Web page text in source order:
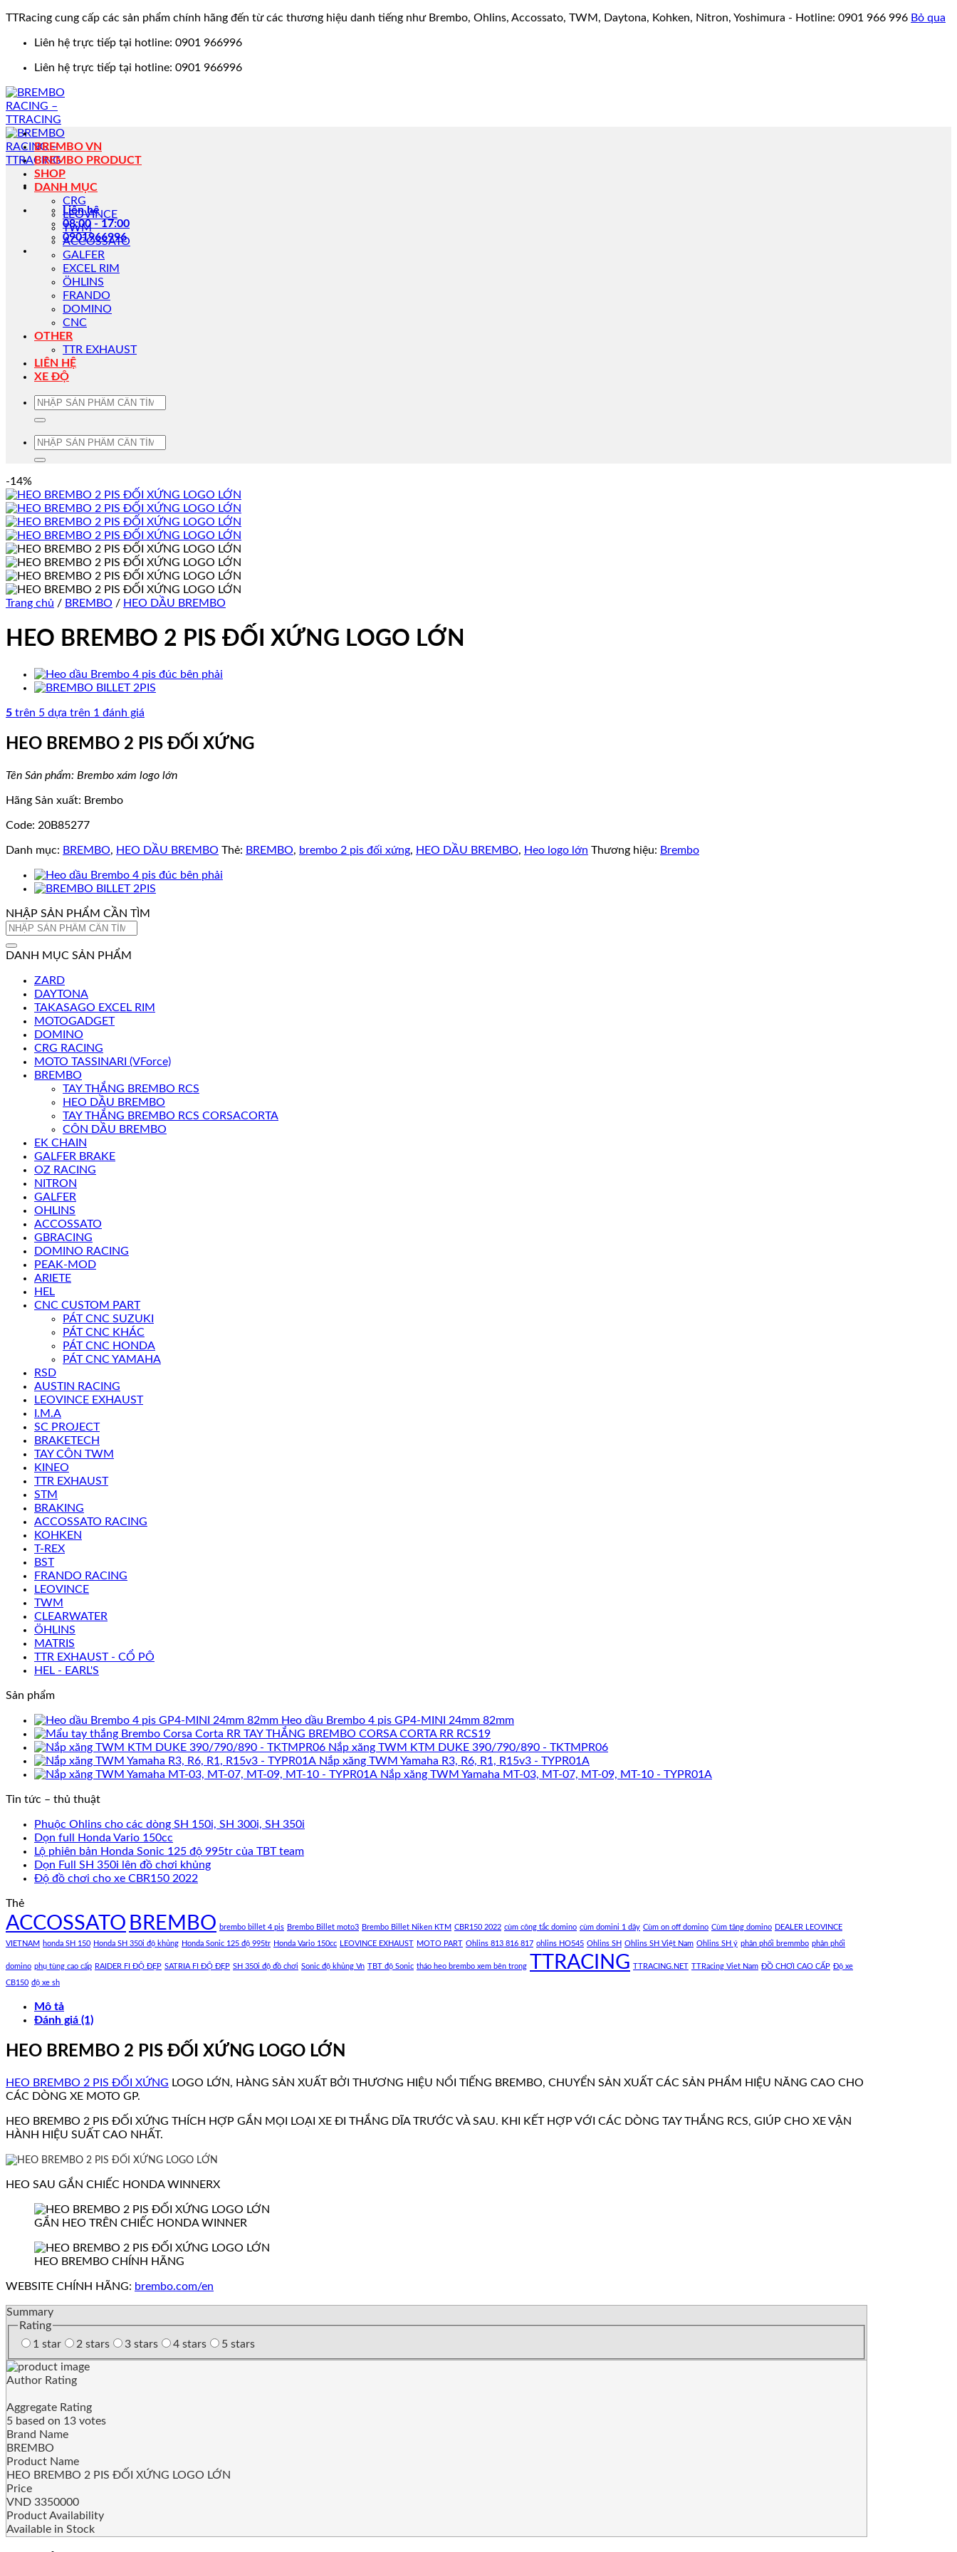
TTRacing cung cấp các sản phẩm chính hãng đến từ các thương hiệu danh tiếng như Brembo, Ohlins, Accossato, TWM, Daytona, Kohken, Nitron, Yoshimura - Hotline: 0901 966 996 Bỏ qua
Liên hệ trực tiếp tại hotline: 0901 966996
Liên hệ trực tiếp tại hotline: 0901 966996
Liên hệ
08:00 - 17:00
0901966996
BREMBO VN
BREMBO PRODUCT
SHOP
DANH MỤC
CRG
LEOVINCE
TWM
ACCOSSATO
GALFER
EXCEL RIM
ÖHLINS
FRANDO
DOMINO
CNC
OTHER
TTR EXHAUST
LIÊN HỆ
XE ĐỘ
Tìm
Tìm
-14%
Trang chủ / BREMBO / HEO DẦU BREMBO
HEO BREMBO 2 PIS ĐỐI XỨNG LOGO LỚN
5 trên 5 dựa trên 1 đánh giá
HEO BREMBO 2 PIS ĐỐI XỨNG
Tên Sản phẩm: Brembo xám logo lớn
Hãng Sản xuất: Brembo
Code: 20B85277
Danh mục: BREMBO, HEO DẦU BREMBO Thẻ: BREMBO, brembo 2 pis đối xứng, HEO DẦU BREMBO, Heo logo lớn Thương hiệu: Brembo
NHẬP SẢN PHẨM CẦN TÌM
Tìm
DANH MỤC SẢN PHẨM
ZARD
DAYTONA
TAKASAGO EXCEL RIM
MOTOGADGET
DOMINO
CRG RACING
MOTO TASSINARI (VForce)
BREMBO
TAY THẮNG BREMBO RCS
HEO DẦU BREMBO
TAY THẮNG BREMBO RCS CORSACORTA
CÔN DẦU BREMBO
EK CHAIN
GALFER BRAKE
OZ RACING
NITRON
GALFER
OHLINS
ACCOSSATO
GBRACING
DOMINO RACING
PEAK-MOD
ARIETE
HEL
CNC CUSTOM PART
PÁT CNC SUZUKI
PÁT CNC KHÁC
PÁT CNC HONDA
PÁT CNC YAMAHA
RSD
AUSTIN RACING
LEOVINCE EXHAUST
I.M.A
SC PROJECT
BRAKETECH
TAY CÔN TWM
KINEO
TTR EXHAUST
STM
BRAKING
ACCOSSATO RACING
KOHKEN
T-REX
BST
FRANDO RACING
LEOVINCE
TWM
CLEARWATER
ÖHLINS
MATRIS
TTR EXHAUST - CỔ PÔ
HEL - EARL'S
Sản phẩm
Heo dầu Brembo 4 pis GP4-MINI 24mm 82mm
TAY THẮNG BREMBO CORSA CORTA RR RCS19
Nắp xăng TWM KTM DUKE 390/790/890 - TKTMPR06
Nắp xăng TWM Yamaha R3, R6, R1, R15v3 - TYPR01A
Nắp xăng TWM Yamaha MT-03, MT-07, MT-09, MT-10 - TYPR01A
Tin tức – thủ thuật
Phuộc Ohlins cho các dòng SH 150i, SH 300i, SH 350i
Dọn full Honda Vario 150cc
Lộ phiên bản Honda Sonic 125 độ 995tr của TBT team
Dọn Full SH 350i lên đồ chơi khủng
Độ đồ chơi cho xe CBR150 2022
Thẻ
ACCOSSATO BREMBO brembo billet 4 pis Brembo Billet moto3 Brembo Billet Niken KTM CBR150 2022 cùm công tắc domino cùm domini 1 dây Cùm on off domino Cùm tăng domino DEALER LEOVINCE
VIETNAM honda SH 150 Honda SH 350i độ khủng Honda Sonic 125 độ 995tr Honda Vario 150cc LEOVINCE EXHAUST MOTO PART Ohlins 813 816 817 ohlins HO545 Ohlins SH Ohlins SH Việt Nam Ohlins SH ý phân phối bremmbo phân phối
domino phụ tùng cao cấp RAIDER FI ĐỘ ĐẸP SATRIA FI ĐỘ ĐẸP SH 350i độ đồ chơi Sonic độ khủng Vn TBT độ Sonic tháo heo brembo xem bên trong TTRACING TTRACING.NET TTRacing Viet Nam ĐỒ CHƠI CAO CẤP Độ xe
CB150 độ xe sh
Mô tả
Đánh giá (1)
HEO BREMBO 2 PIS ĐỐI XỨNG LOGO LỚN
HEO BREMBO 2 PIS ĐỐI XỨNG LOGO LỚN, HÀNG SẢN XUẤT BỞI THƯƠNG HIỆU NỔI TIẾNG BREMBO, CHUYỂN SẢN XUẤT CÁC SẢN PHẨM HIỆU NĂNG CAO CHO
CÁC DÒNG XE MOTO GP.
HEO BREMBO 2 PIS ĐỐI XỨNG THÍCH HỢP GẮN MỌI LOẠI XE ĐI THẮNG DĨA TRƯỚC VÀ SAU. KHI KẾT HỢP VỚI CÁC DÒNG TAY THẮNG RCS, GIÚP CHO XE VẬN
HÀNH HIỆU SUẤT CAO NHẤT.
HEO SAU GẮN CHIẾC HONDA WINNERX
GẮN HEO TRÊN CHIẾC HONDA WINNER
HEO BREMBO CHÍNH HÃNG
WEBSITE CHÍNH HÃNG: brembo.com/en
Summary
Rating
1 star
2 stars 3 stars 4 stars 5 stars
Author Rating
Aggregate Rating
5 based on 13 votes
Brand Name
BREMBO
Product Name
HEO BREMBO 2 PIS ĐỐI XỨNG LOGO LỚN
Price
VND 3350000
Product Availability
Available in Stock